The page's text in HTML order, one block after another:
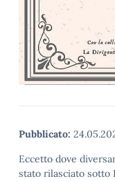
Pubblicato:
Eccetto dove
stato rilasciato sotto